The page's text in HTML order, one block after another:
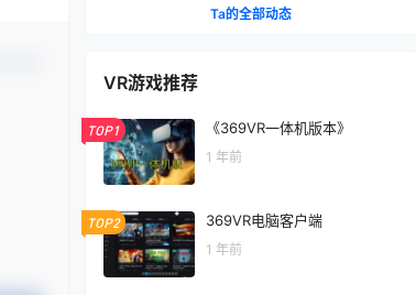
Ta的全部动态
VR游戏推荐
TOP1 《369VR一体机版本》
1 年前
TOP2 369VR电脑客户端
1 年前